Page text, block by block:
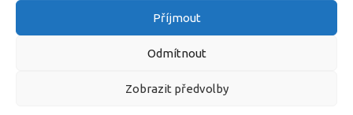
Příjmout
Odmítnout
Zobrazit předvolby
Související automobilové magazíny:
Auta.eu DotekSlova.cz